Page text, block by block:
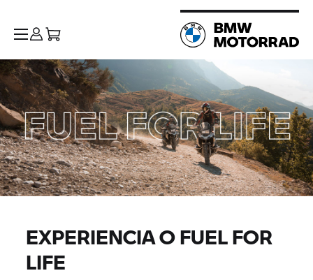
EXPERIENCIA O FUEL FOR
LIFE